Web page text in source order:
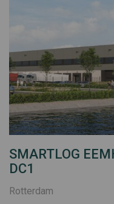
SMARTLOG
DC1
Rotterdam